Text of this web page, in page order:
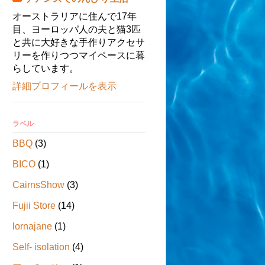
オーストラリアに住んで17年
目、ヨーロッパ人の夫と猫3匹
と共に大好きな手作りアクセサ
リーを作りつつマイペースに暮
らしています。
詳細プロフィールを表示
ラベル
BBQ (3)
BICO (1)
CairnsShow (3)
Fujii Store (14)
lornajane (1)
Self- isolation (4)